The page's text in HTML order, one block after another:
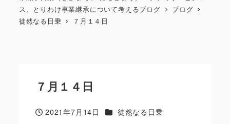
ス、とりわけ事業継承について考えるブログ
ブログ
徒然なる日乗
７月１４日
７月１４日
投稿日
2021年7月14日 カテゴリー
徒然なる日乗